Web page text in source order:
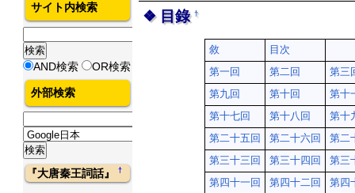
目錄†
敘
目次
第一回
第二回
第三
第九回
第十回
第十
第十七回
第十八回
第十
第二十五回
第二十六回
第二
第三十三回
第三十四回
第三
第四十一回
第四十二回
第四
サイト内検索
AND検索 OR検索
外部検索
『大唐秦王詞話』†